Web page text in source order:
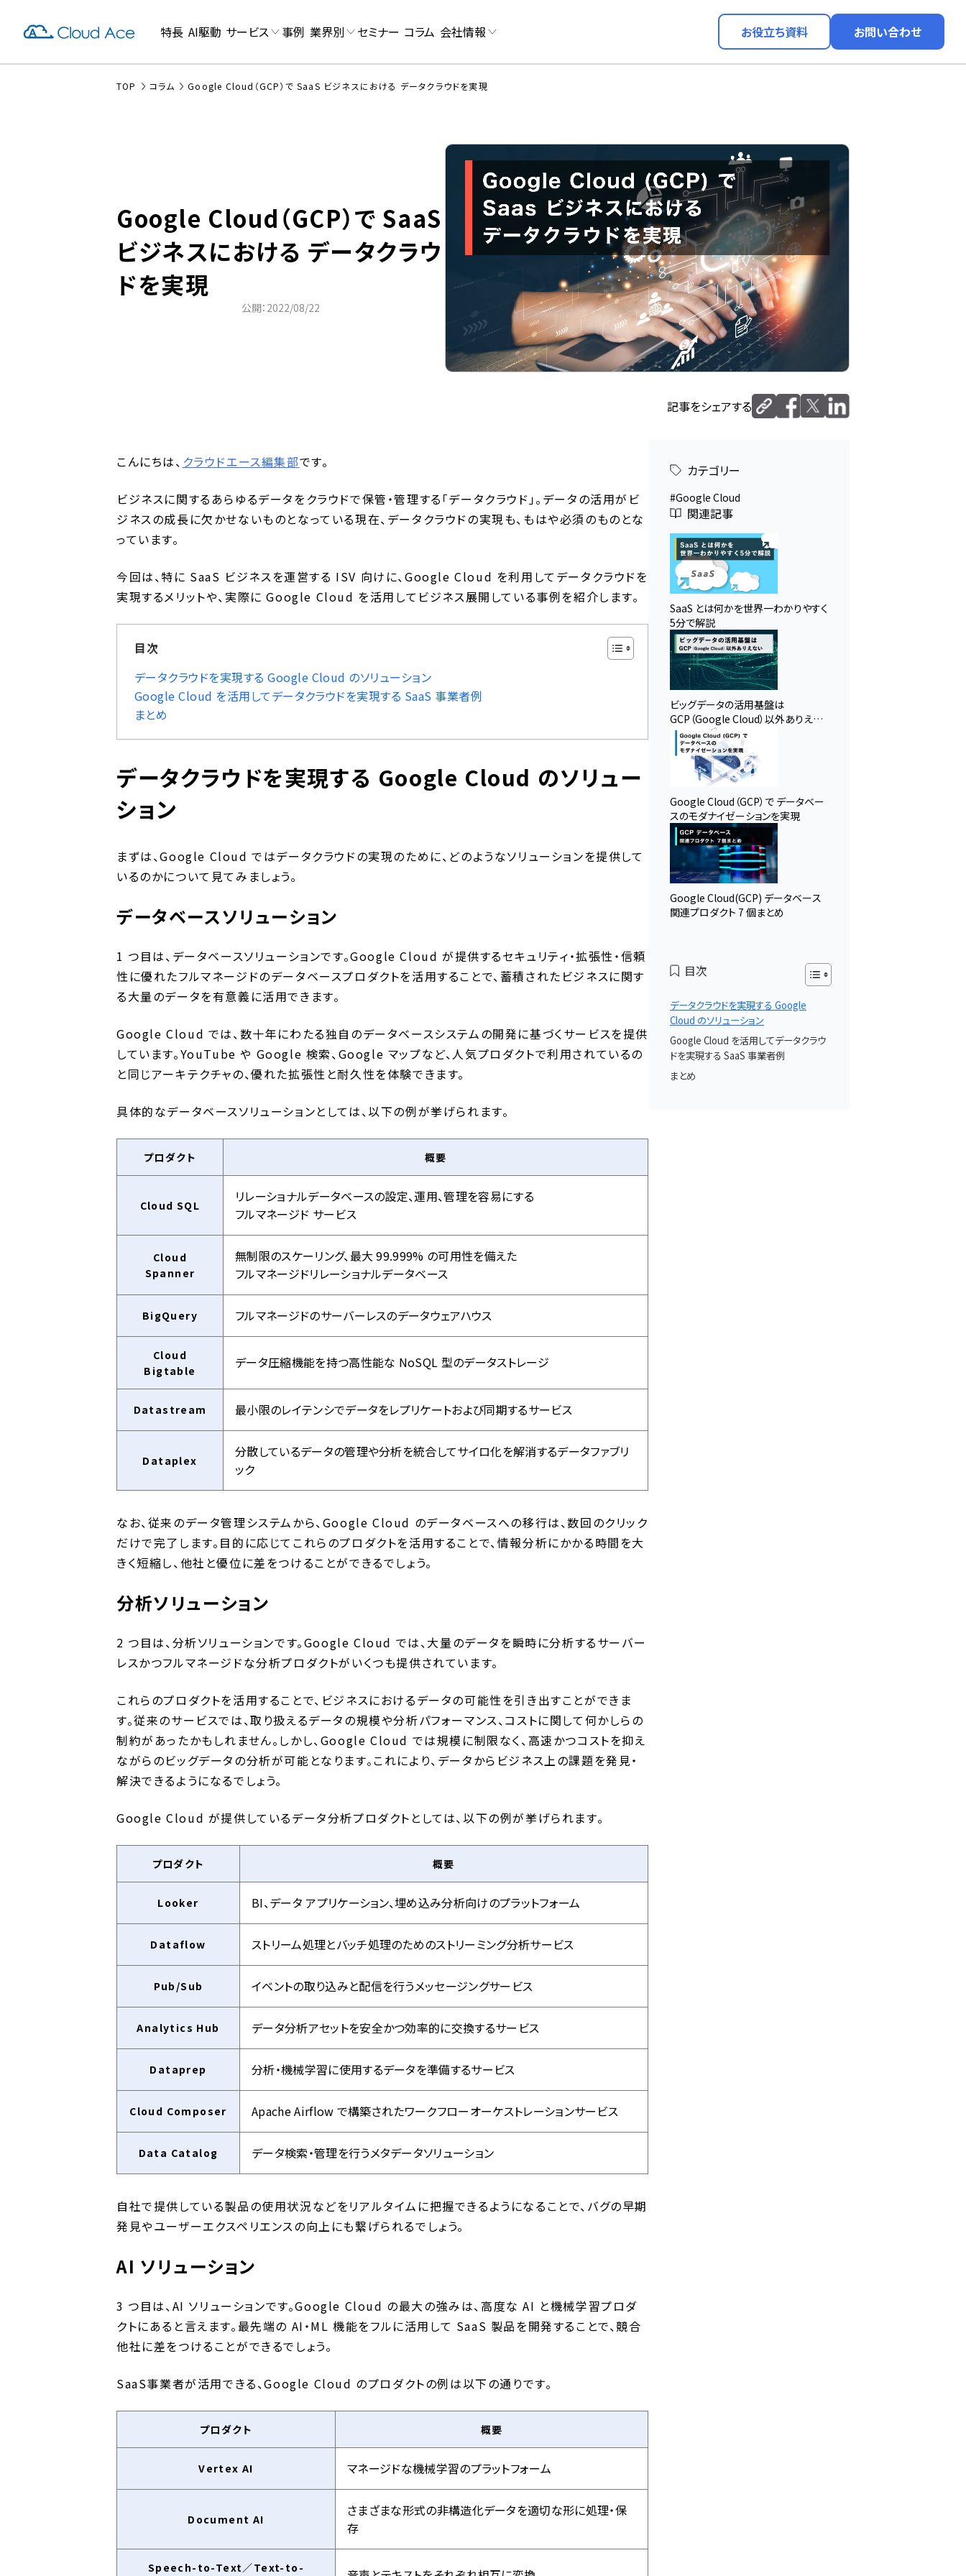
特長 AI駆動 サービス 事例 業界別 セミナー コラム 会社情報 お役立ち資料 お問い合わせ
TOP コラム Google Cloud（GCP）で SaaS ビジネスにおける データクラウドを実現
Google Cloud（GCP）で SaaS
ビジネスにおける データクラウ
ドを実現
公開：2022/08/22
記事をシェアする
こんにちは、 クラウドエース編集部です。
ビジネスに関するあらゆるデータをクラウドで保管・管理する「データクラウド」。データの活用がビ
ジネスの成長に欠かせないものとなっている現在、データクラウドの実現も、もはや必須のものとな
っています。
今回は、特に SaaS ビジネスを運営する ISV 向けに、Google Cloud を利用してデータクラウドを
実現するメリットや、実際に Google Cloud を活用してビジネス展開している事例を紹介します。
目次
データクラウドを実現する Google Cloud のソリューション
Google Cloud を活用してデータクラウドを実現する SaaS 事業者例
まとめ
データクラウドを実現する Google Cloud のソリュー
ション
まずは、Google Cloud ではデータクラウドの実現のために、どのようなソリューションを提供して
いるのかについて見てみましょう。
データベースソリューション
1 つ目は、データベースソリューションです。Google Cloud が提供するセキュリティ・拡張性・信頼
性に優れたフルマネージドのデータベースプロダクトを活用することで、蓄積されたビジネスに関す
る大量のデータを有意義に活用できます。
Google Cloud では、数十年にわたる独自のデータベースシステムの開発に基づくサービスを提供
しています。YouTube や Google 検索、Google マップなど、人気プロダクトで利用されているの
と同じアーキテクチャの、優れた拡張性と耐久性を体験できます。
具体的なデータベースソリューションとしては、以下の例が挙げられます。
プロダクト 概要
Cloud SQL
リレーショナルデータベースの設定、運用、管理を容易にする
フルマネージド サービス
Cloud
Spanner
無制限のスケーリング、最大 99.999% の可用性を備えた
フルマネージドリレーショナルデータベース
BigQuery フルマネージドのサーバーレスのデータウェアハウス
Cloud
Bigtable
データ圧縮機能を持つ高性能な NoSQL 型のデータストレージ
Datastream 最小限のレイテンシでデータをレプリケートおよび同期するサービス
Dataplex
分散しているデータの管理や分析を統合してサイロ化を解消するデータファブリ
ック
なお、従来のデータ管理システムから、Google Cloud のデータベースへの移行は、数回のクリック
だけで完了します。目的に応じてこれらのプロダクトを活用することで、情報分析にかかる時間を大
きく短縮し、他社と優位に差をつけることができるでしょう。
分析ソリューション
2 つ目は、分析ソリューションです。Google Cloud では、大量のデータを瞬時に分析するサーバー
レスかつフルマネージドな分析プロダクトがいくつも提供されています。
これらのプロダクトを活用することで、ビジネスにおけるデータの可能性を引き出すことができま
す。従来のサービスでは、取り扱えるデータの規模や分析パフォーマンス、コストに関して何かしらの
制約があったかもしれません。しかし、Google Cloud では規模に制限なく、高速かつコストを抑え
ながらのビッグデータの分析が可能となります。これにより、データからビジネス上の課題を発見・
解決できるようになるでしょう。
Google Cloud が提供しているデータ分析プロダクトとしては、以下の例が挙げられます。
プロダクト 概要
Looker BI、データ アプリケーション、埋め込み分析向けのプラットフォーム
Dataflow ストリーム処理とバッチ処理のためのストリーミング分析サービス
Pub/Sub イベントの取り込みと配信を行うメッセージングサービス
Analytics Hub データ分析アセットを安全かつ効率的に交換するサービス
Dataprep 分析・機械学習に使用するデータを準備するサービス
Cloud Composer Apache Airflow で構築されたワークフローオーケストレーションサービス
Data Catalog データ検索・管理を行うメタデータソリューション
自社で提供している製品の使用状況などをリアルタイムに把握できるようになることで、バグの早期
発見やユーザーエクスペリエンスの向上にも繋げられるでしょう。
AI ソリューション
3 つ目は、AI ソリューションです。Google Cloud の最大の強みは、高度な AI と機械学習プロダ
クトにあると言えます。最先端の AI・ML 機能をフルに活用して SaaS 製品を開発することで、競合
他社に差をつけることができるでしょう。
SaaS事業者が活用できる、Google Cloud のプロダクトの例は以下の通りです。
プロダクト 概要
Vertex AI マネージドな機械学習のプラットフォーム
Document AI
さまざまな形式の非構造化データを適切な形に処理・保
存
Speech-to-Text／Text-to-
カテゴリー
Google Cloud
関連記事
SaaS とは何かを世界一わかりやすく
5分で解説
ビッグデータの活用基盤は
GCP（Google Cloud）以外ありえな
い
Google Cloud（GCP）で データベー
スのモダナイゼーションを実現
Google Cloud(GCP) データベース
関連プロダクト 7 個まとめ
目次
データクラウドを実現する Google
Cloud のソリューション
Google Cloud を活用してデータクラウ
ドを実現する SaaS 事業者例
まとめ